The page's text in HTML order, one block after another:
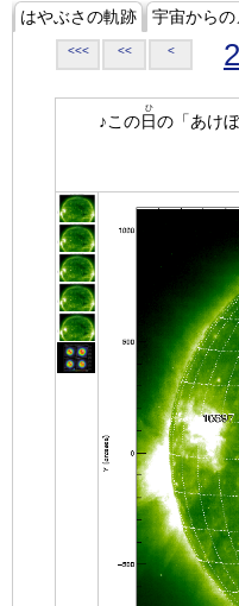
はやぶさの軌跡 宇宙から
<<< << <
♪この日
ひ
の「あけぼ